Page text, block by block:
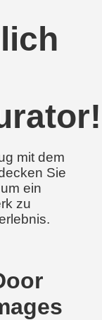
mit dem
Sie
ein
zu